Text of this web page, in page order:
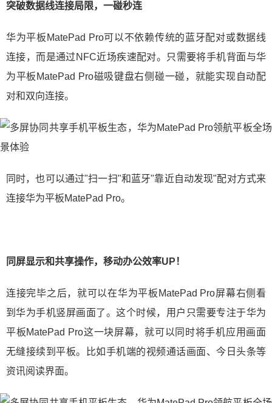
突破数据线连接局限，一碰秒连
华为平板MatePad Pro可以不依赖传统的蓝牙配对或数据线
连接，而是通过NFC近场疾速配对。只需要将手机背面与华
为平板MatePad Pro磁吸键盘右侧碰一碰，就能实现自动配
对和双向连接。
同时，也可以通过"扫一扫"和蓝牙"靠近自动发现"配对方式来
连接华为平板MatePad Pro。
同屏显示和共享操作，移动办公效率UP！
连接完毕之后，就可以在华为平板MatePad Pro屏幕右侧看
到华为手机竖屏画面了。这个时候，用户只需要专注于华为
平板MatePad Pro这一块屏幕，就可以同时将手机应用画面
无缝接续到平板。比如手机端的视频通话画面、今日头条等
资讯阅读界面。